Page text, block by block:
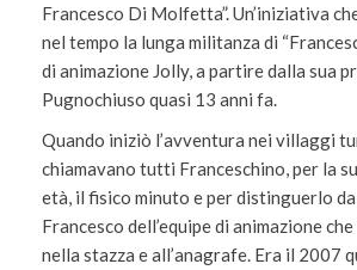
Francesco Di Molfetta”. Un’iniziativa
nel tempo la lunga militanza di
di animazione Jolly, a partire dalla sua
Pugnochiuso quasi 13 anni fa.
Quando iniziò l’avventura nei villaggi
chiamavano tutti Franceschino, per la
età, il fisico minuto e per distinguerlo
Francesco dell’equipe di animazione
nella stazza e all’anagrafe. Era il 2007